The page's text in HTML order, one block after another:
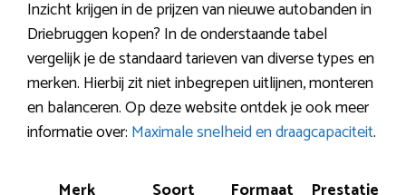
Inzicht krijgen in de prijzen van nieuwe autobanden in
Driebruggen kopen? In de onderstaande tabel
vergelijk je de standaard tarieven van diverse types en
merken. Hierbij zit niet inbegrepen uitlijnen, monteren
en balanceren. Op deze website ontdek je ook meer
informatie over: Maximale snelheid en draagcapaciteit.